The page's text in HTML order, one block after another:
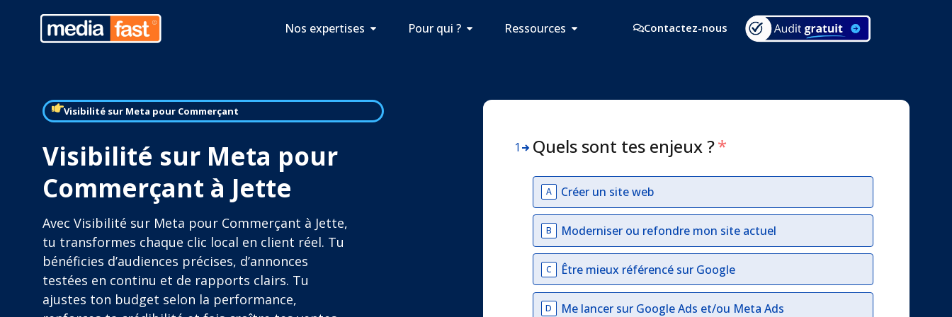
Nos expertises Pour qui ? Ressources Contactez-nous
Visibilité sur Meta pour Commerçant
Visibilité sur Meta pour
Commerçant à Jette
Avec Visibilité sur Meta pour Commerçant à Jette,
tu transformes chaque clic local en client réel. Tu
bénéficies d’audiences précises, d’annonces
testées en continu et de rapports clairs. Tu
ajustes ton budget selon la performance,
1 Quels sont tes enjeux ?*
A Créer un site web
B Moderniser ou refondre mon site actuel
C Être mieux référencé sur Google
D
Me lancer sur Google Ads et/ou Meta Ads